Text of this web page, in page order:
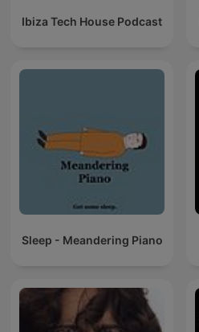
Ibiza Tech House Podcast
Sleep - Meandering Piano